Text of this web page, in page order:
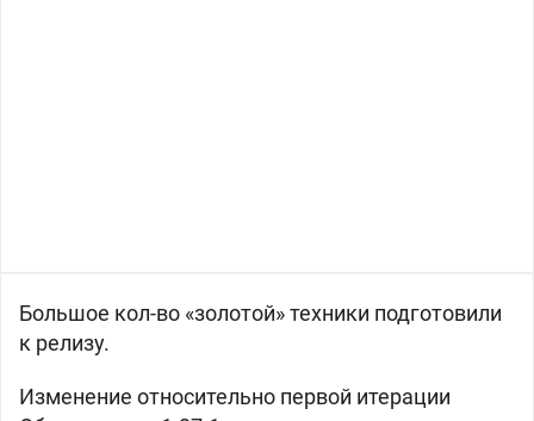
Большое кол-во «золотой» техники подготовили
к релизу.
Изменение относительно первой итерации